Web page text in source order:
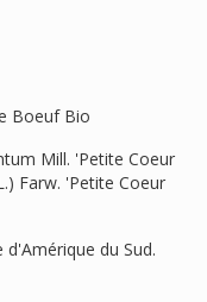
Boeuf Bio
Mill. 'Petite Coeur
Farw. 'Petite Coeur
d'Amérique du Sud.